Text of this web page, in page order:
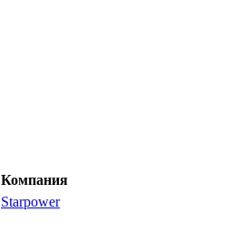
Компания
Starpower